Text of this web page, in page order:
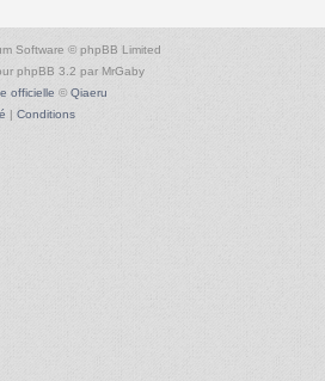
Software © phpBB Limited
phpBB 3.2 par MrGaby
officielle ©Qiaeru
| Conditions